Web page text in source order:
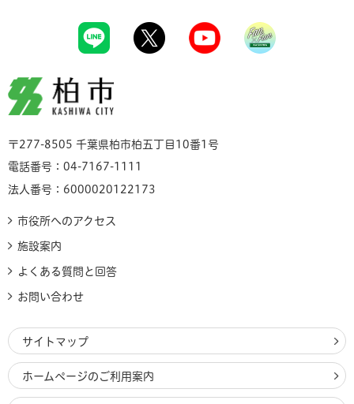
柏市
〒277-8505 千葉県柏市柏五丁目10番1号
電話番号：04-7167-1111
法人番号：6000020122173
市役所へのアクセス
施設案内
よくある質問と回答
お問い合わせ
サイトマップ
ホームページのご利用案内